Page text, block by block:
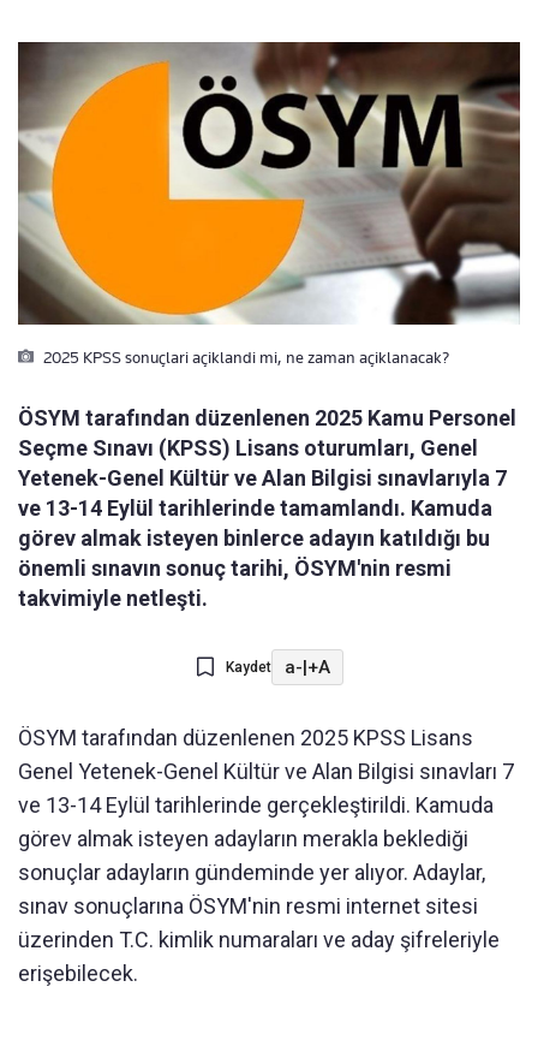
2025 KPSS sonuçlari açiklandi mi, ne zaman açiklanacak?
ÖSYM tarafından düzenlenen 2025 Kamu Personel
Seçme Sınavı (KPSS) Lisans oturumları, Genel
Yetenek-Genel Kültür ve Alan Bilgisi sınavlarıyla 7
ve 13-14 Eylül tarihlerinde tamamlandı. Kamuda
görev almak isteyen binlerce adayın katıldığı bu
önemli sınavın sonuç tarihi, ÖSYM'nin resmi
takvimiyle netleşti.
Kaydet a-|+A
ÖSYM tarafından düzenlenen 2025 KPSS Lisans
Genel Yetenek-Genel Kültür ve Alan Bilgisi sınavları 7
ve 13-14 Eylül tarihlerinde gerçekleştirildi. Kamuda
görev almak isteyen adayların merakla beklediği
sonuçlar adayların gündeminde yer alıyor. Adaylar,
sınav sonuçlarına ÖSYM'nin resmi internet sitesi
üzerinden T.C. kimlik numaraları ve aday şifreleriyle
erişebilecek.